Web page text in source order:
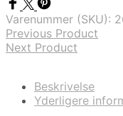
Varenummer (SKU):
Previous Product
Next Product
Beskrivelse
Yderligere